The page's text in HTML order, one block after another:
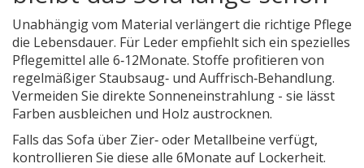
Unabhängig vom Material verlängert die richtige Pflege
die Lebensdauer. Für Leder empfiehlt sich ein spezielles
Pflegemittel alle 6‑12Monate. Stoffe profitieren von
regelmäßiger Staubsaug‑ und Auffrisch‑Behandlung.
Vermeiden Sie direkte Sonneneinstrahlung - sie lässt
Farben ausbleichen und Holz austrocknen.
Falls das Sofa über Zier‑ oder Metallbeine verfügt,
kontrollieren Sie diese alle 6Monate auf Lockerheit.